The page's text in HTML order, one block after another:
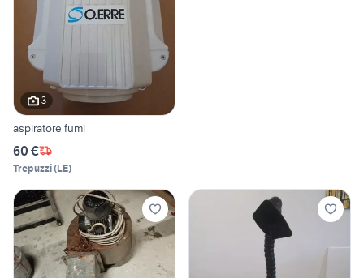
3
aspiratore fumi
60 €
Trepuzzi(LE)